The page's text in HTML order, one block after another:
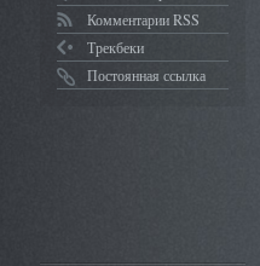
Комментарии RSS
Трекбеки
Постоянная ссылка